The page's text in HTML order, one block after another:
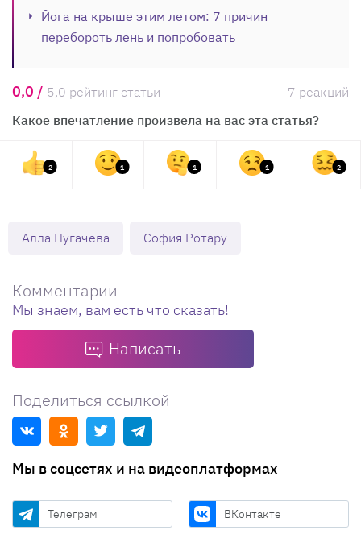
Йога на крыше этим летом: 7 причин
перебороть лень и попробовать
0,0 / 5,0 рейтинг статьи
7 реакций
Какое впечатление произвела на вас эта статья?
2 1 1 1 2
Алла Пугачева София Ротару
Комментарии
Мы знаем, вам есть что сказать!
Написать
Поделиться ссылкой
Мы в соцсетях и на видеоплатформах
Телеграм ВКонтакте